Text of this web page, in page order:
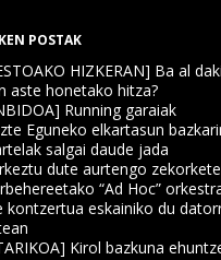
POSTAK
HIZKERAN] Ba al
aste honetako hitza?
Running garaiak
Eguneko elkartasun
salgai daude jada
dute aurtengo
“Ad Hoc”
kontzertua eskainiko du
Kirol bazkuna